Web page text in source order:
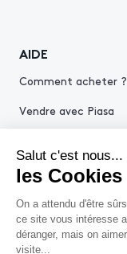
AIDE
Comment acheter ?
Vendre avec Piasa